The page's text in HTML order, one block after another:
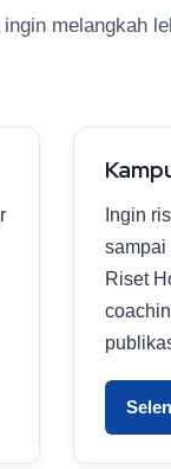
melangkah
Ingin
sampai
Riset